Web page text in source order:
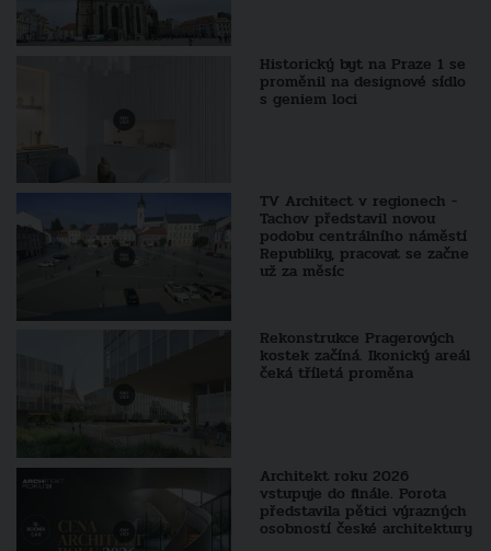
Historický byt na Praze 1 se
proměnil na designové sídlo
s geniem loci
TV Architect v regionech -
Tachov představil novou
podobu centrálního náměstí
Republiky, pracovat se začne
už za měsíc
Rekonstrukce Pragerových
kostek začíná. Ikonický areál
čeká tříletá proměna
Architekt roku 2026
vstupuje do finále. Porota
představila pětici výrazných
osobností české architektury